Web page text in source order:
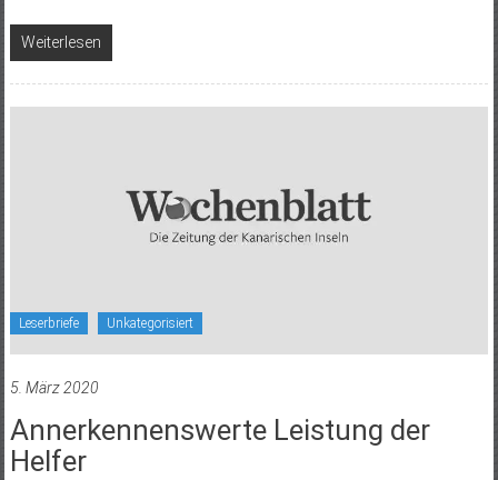
Weiterlesen
Leserbriefe Unkategorisiert
5. März 2020
Annerkennenswerte Leistung der
Helfer